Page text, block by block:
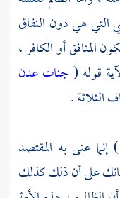
التي هي دون النفاق
المنافق أو الكافر ،
قوله (جنات عدن
الثلاثة .
عنى به المقتصد
على أن ذلك كذلك